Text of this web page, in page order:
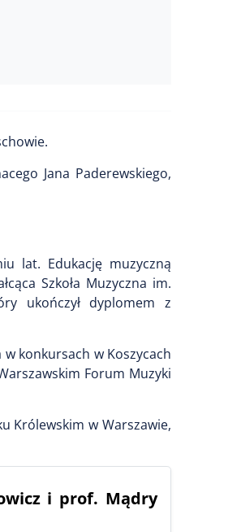
Jana Paderewskiego,
lat. Edukację muzyczną
Szkoła Muzyczna im.
ukończył dyplomem z
konkursach w Koszycach
Forum Muzyki
Królewskim w Warszawie,
i prof. Mądry